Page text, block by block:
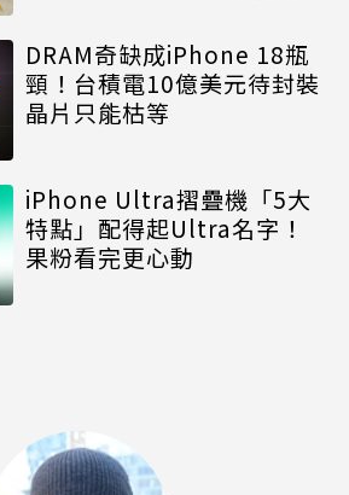
DRAM奇缺成iPhone 18瓶
頸！台積電10億美元待封裝
晶片只能枯等
iPhone Ultra摺疊機「5大
特點」配得起Ultra名字！
果粉看完更心動